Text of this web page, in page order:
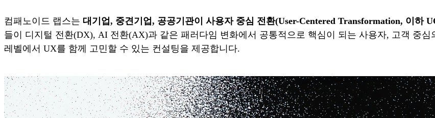
컴패노이드 랩스는 대기업, 중견기업, 공공기관이 사용자 중심 전환(User-Centered Transformation, 이하
들이 디지털 전환(DX), AI 전환(AX)과 같은 패러다임 변화에서 공통적으로 핵심이 되는 사용자, 고객 중
레벨에서 UX를 함께 고민할 수 있는 컨설팅을 제공합니다.